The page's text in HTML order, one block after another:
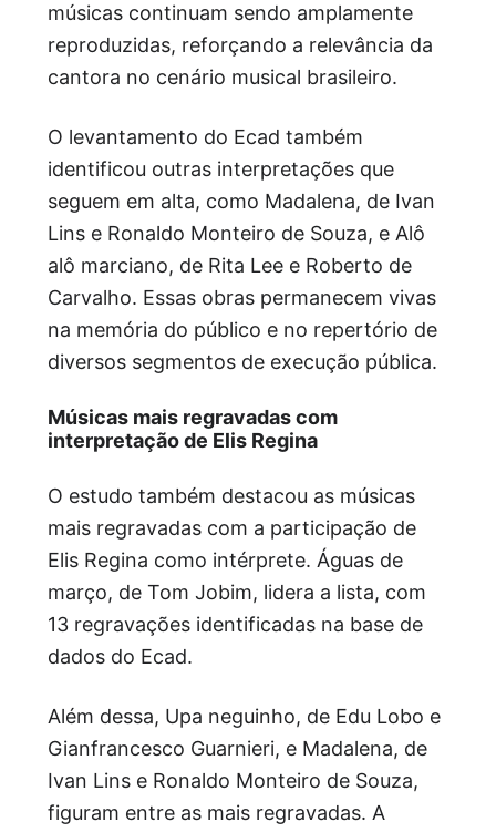
músicas continuam sendo amplamente
reproduzidas, reforçando a relevância da
cantora no cenário musical brasileiro.
O levantamento do Ecad também
identificou outras interpretações que
seguem em alta, como Madalena, de Ivan
Lins e Ronaldo Monteiro de Souza, e Alô
alô marciano, de Rita Lee e Roberto de
Carvalho. Essas obras permanecem vivas
na memória do público e no repertório de
diversos segmentos de execução pública.
Músicas mais regravadas com
interpretação de Elis Regina
O estudo também destacou as músicas
mais regravadas com a participação de
Elis Regina como intérprete. Águas de
março, de Tom Jobim, lidera a lista, com
13 regravações identificadas na base de
dados do Ecad.
Além dessa, Upa neguinho, de Edu Lobo e
Gianfrancesco Guarnieri, e Madalena, de
Ivan Lins e Ronaldo Monteiro de Souza,
figuram entre as mais regravadas. A